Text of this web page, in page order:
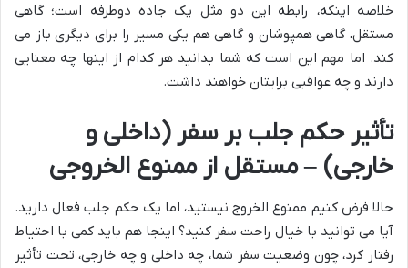
خلاصه اینکه، رابطه این دو مثل یک جاده دوطرفه است؛ گاهی
مستقل، گاهی همپوشان و گاهی هم یکی مسیر را برای دیگری باز می
کند. اما مهم این است که شما بدانید هر کدام از اینها چه معنایی
دارند و چه عواقبی برایتان خواهند داشت.
تأثیر حکم جلب بر سفر (داخلی و
خارجی) – مستقل از ممنوع الخروجی
حالا فرض کنیم ممنوع الخروج نیستید، اما یک حکم جلب فعال دارید.
آیا می توانید با خیال راحت سفر کنید؟ اینجا هم باید کمی با احتیاط
رفتار کرد، چون وضعیت سفر شما، چه داخلی و چه خارجی، تحت تأثیر